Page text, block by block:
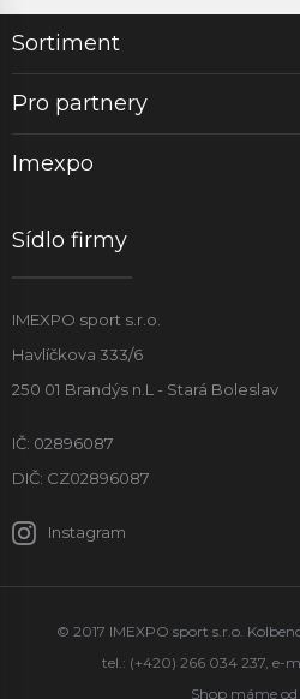
Sortiment
Pro partnery
Imexpo
Sídlo firmy
IMEXPO sport s.r.o.
Havlíčkova 333/6
250 01 Brandýs n.L - Stará Boleslav
IČ: 02896087
DIČ: CZ02896087
Instagram
© 2017 IMEXPO sport s.r.o.
tel.: (+420) 266 034 237, e-
Shop máme od